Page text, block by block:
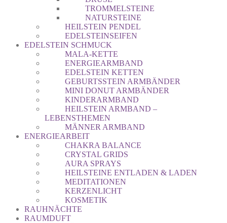
TROMMELSTEINE
NATURSTEINE
HEILSTEIN PENDEL
EDELSTEINSEIFEN
EDELSTEIN SCHMUCK
MALA-KETTE
ENERGIEARMBAND
EDELSTEIN KETTEN
GEBURTSSTEIN ARMBÄNDER
MINI DONUT ARMBÄNDER
KINDERARMBAND
HEILSTEIN ARMBAND –
LEBENSTHEMEN
MÄNNER ARMBAND
ENERGIEARBEIT
CHAKRA BALANCE
CRYSTAL GRIDS
AURA SPRAYS
HEILSTEINE ENTLADEN & LADEN
MEDITATIONEN
KERZENLICHT
KOSMETIK
RAUHNÄCHTE
RAUMDUFT